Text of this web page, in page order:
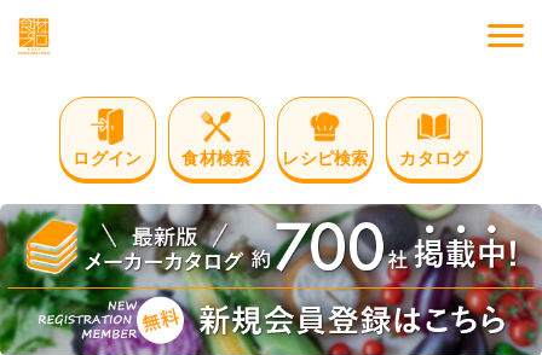
ログイン 食材検索 レシピ検索 カタログ